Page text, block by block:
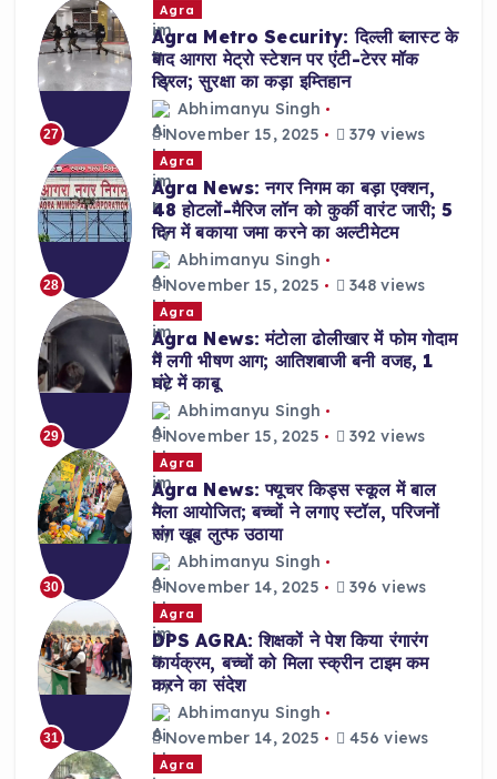
27
Agra
Agra Metro Security: दिल्ली ब्लास्ट के
बाद आगरा मेट्रो स्टेशन पर एंटी-टेरर मॉक
ड्रिल; सुरक्षा का कड़ा इम्तिहान
Abhimanyu Singh
November 15, 2025
379 views
28
Agra
Agra News: नगर निगम का बड़ा एक्शन,
48 होटलों-मैरिज लॉन को कुर्की वारंट जारी; 5
दिन में बकाया जमा करने का अल्टीमेटम
Abhimanyu Singh
November 15, 2025
348 views
29
Agra
Agra News: मंटोला ढोलीखार में फोम गोदाम
में लगी भीषण आग; आतिशबाजी बनी वजह, 1
घंटे में काबू
Abhimanyu Singh
November 15, 2025
392 views
30
Agra
Agra News: फ्यूचर किड्स स्कूल में बाल
मेला आयोजित; बच्चों ने लगाए स्टॉल, परिजनों
संग खूब लुत्फ उठाया
Abhimanyu Singh
November 14, 2025
396 views
31
Agra
DPS AGRA: शिक्षकों ने पेश किया रंगारंग
कार्यक्रम, बच्चों को मिला स्क्रीन टाइम कम
करने का संदेश
Abhimanyu Singh
November 14, 2025
456 views
Agra